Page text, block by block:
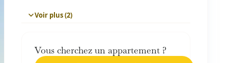
Voir plus (2)
Vous cherchez un appartement ?